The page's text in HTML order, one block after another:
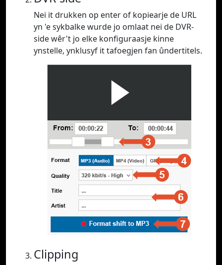
Nei it drukken op enter of kopiearje de URL
yn 'e sykbalke wurde jo omlaat nei de DVR-
side wêr't jo elke konfiguraasje kinne
ynstelle, ynklusyf it tafoegjen fan ûndertitels.
Clipping